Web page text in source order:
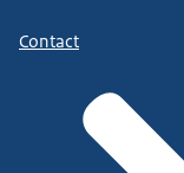
Contact